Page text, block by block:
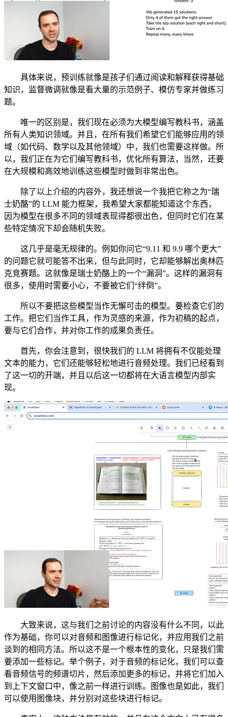
具体来说，预训练就像是孩子们通过阅读和解释获得基础
知识，监督微调就像是看大量的示范例子、模仿专家并做练习
题。
唯一的区别是，我们现在必须为大模型编写教科书，涵盖
所有人类知识领域。并且，在所有我们希望它们能够应用的领
域（如代码、数学以及其他领域）中，我们也需要这样做。所
以，我们正在为它们编写教科书，优化所有算法，当然，还要
在大规模和高效地训练这些模型时做到非常出色。
除了以上介绍的内容外，我还想说一个我把它称之为“瑞
士奶酪”的 LLM 能力框架，我希望大家都能知道这个东西，
因为模型在很多不同的领域表现得都很出色，但同时它们在某
些特定情况下却会随机失败。
这几乎是毫无规律的。例如你问它“9.11 和 9.9 哪个更大”
的问题它就可能答不出来，但与此同时，它却能够解出奥林匹
克竞赛题。这就像是瑞士奶酪上的一个“漏洞”。这样的漏洞有
很多，使用时需要小心，不要被它们“绊倒”。
所以不要把这些模型当作无懈可击的模型。要检查它们的
工作。把它们当作工具，作为灵感的来源，作为初稿的起点，
要与它们合作，并对你工作的成果负责任。
首先，你会注意到，很快我们的 LLM 将拥有不仅能处理
文本的能力，它们还能够轻松地进行音频处理。我们已经看到
了这一切的开端，并且以后这一切都将在大语言模型内部实
现。
大致来说，这与我们之前讨论的内容没有什么不同，以此
作为基础，你可以对音频和图像进行标记化，并应用我们之前
谈到的相同方法。所以这不是一个根本性的变化，只是我们需
要添加一些标记。举个例子，对于音频的标记化，我们可以查
看音频信号的频谱切片，然后添加更多的标记，并将它们加入
到上下文窗口中，像之前一样进行训练。图像也是如此，我们
可以使用图像块，并分别对这些块进行标记。